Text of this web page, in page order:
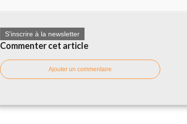
S'inscrire à la newsletter
Commenter cet article
Ajouter un commentaire